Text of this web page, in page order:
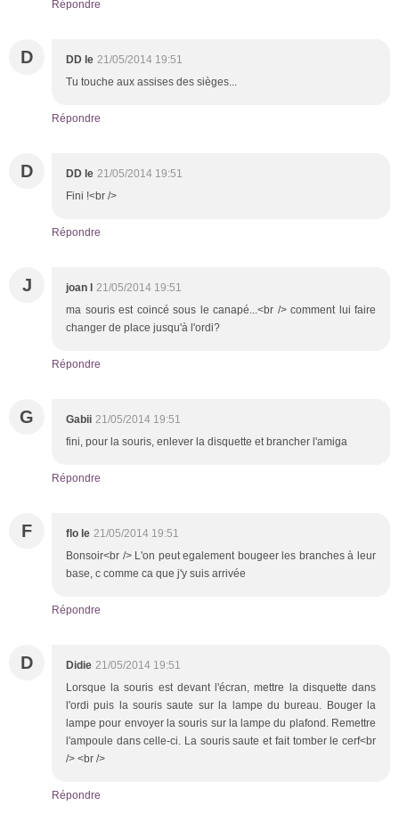
Répondre
D DD le 21/05/2014 19:51
Tu touche aux assises des sièges...
Répondre
D DD le 21/05/2014 19:51
Fini !<br />
Répondre
J joan l 21/05/2014 19:51
ma souris est coincé sous le canapé...<br /> comment lui faire
changer de place jusqu'à l'ordi?
Répondre
G Gabii 21/05/2014 19:51
fini, pour la souris, enlever la disquette et brancher l'amiga
Répondre
F flo le 21/05/2014 19:51
Bonsoir<br /> L'on peut egalement bougeer les branches à leur
base, c comme ca que j'y suis arrivée
Répondre
D Didie 21/05/2014 19:51
Lorsque la souris est devant l'écran, mettre la disquette dans
l'ordi puis la souris saute sur la lampe du bureau. Bouger la
lampe pour envoyer la souris sur la lampe du plafond. Remettre
l'ampoule dans celle-ci. La souris saute et fait tomber le cerf<br
/> <br />
Répondre